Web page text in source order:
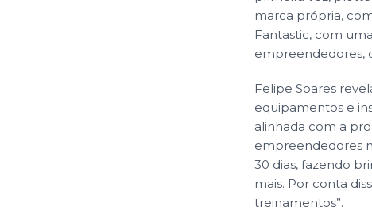
marca própria,
Fantastic, com
empreendedores,
Felipe Soares
equipamentos e
alinhada com a
empreendedores
30 dias, fazendo
mais. Por conta
treinamentos”.